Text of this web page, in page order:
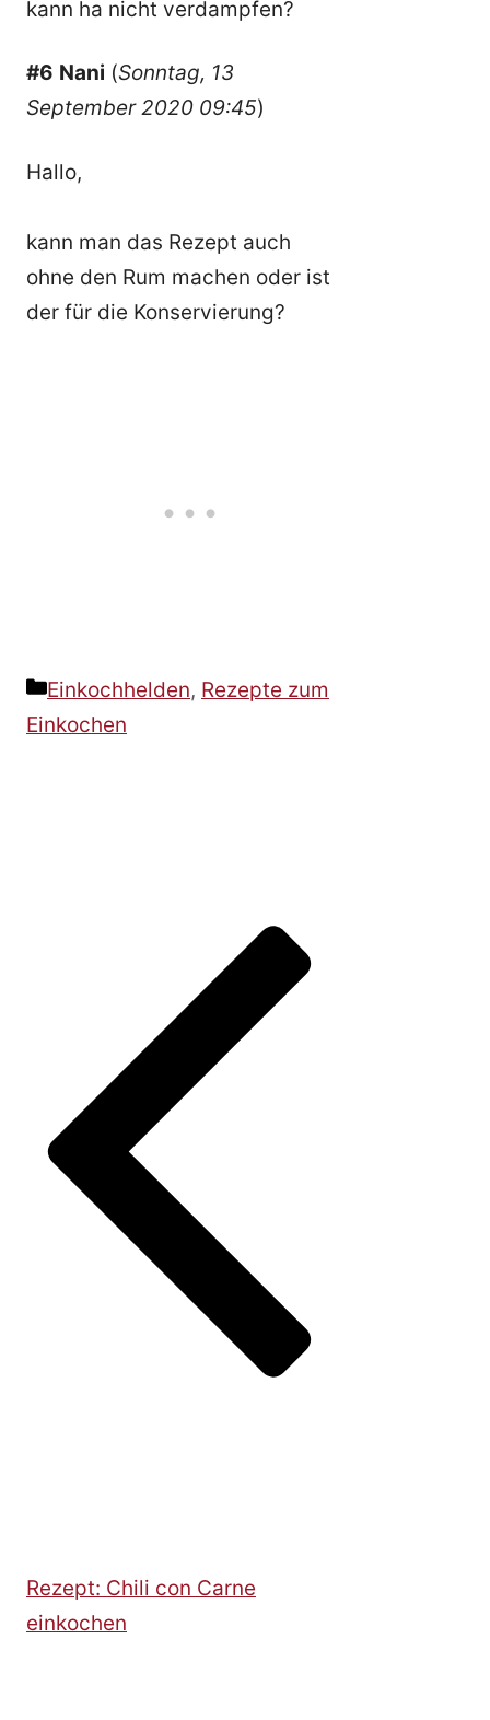
kann ha nicht verdampfen?
#6 Nani (Sonntag, 13
September 2020 09:45)
Hallo,
kann man das Rezept auch
ohne den Rum machen oder ist
der für die Konservierung?
Kategorien
Einkochhelden, Rezepte zum
Einkochen
Rezept: Chili con Carne
einkochen